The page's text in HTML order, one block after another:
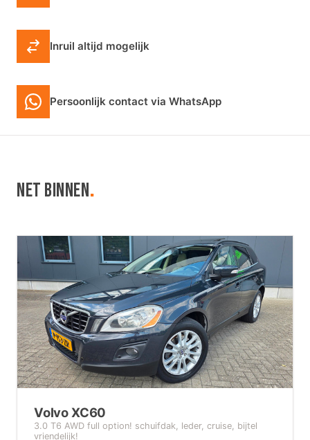
Inruil altijd mogelijk
Persoonlijk contact via WhatsApp
NET BINNEN.
Volvo XC60
3.0 T6 AWD full option! schuifdak, leder, cruise, bijtel
vriendelijk!